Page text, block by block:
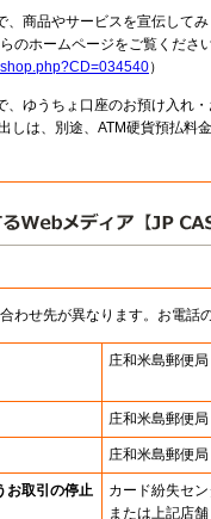
、商品やサービスを宣伝して
のホームページをご覧くださ
）
、ゆうちょ口座のお預け入れ
しは、別途、ATM硬貨預払料
わせ先が異なります。お電話
庄和米島郵便局
庄和米島郵便局
庄和米島郵便局
お取引の停止
カード紛失セ
または上記店舗